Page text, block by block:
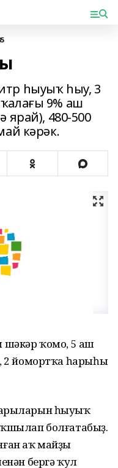
һыуыҡ һыу, 3
9% аш
ярай), 480-500
кәрәк.
шәкәр ҡомо, 5 аш
2 йомортҡа һарыһы
һыуыҡ
болғатабыҙ.
аҡ майҙы
бергә ҡул